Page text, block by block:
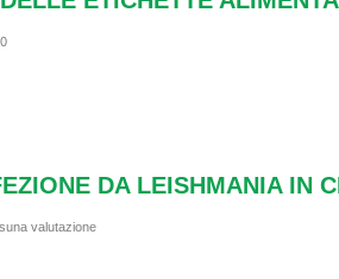
DA LEISHMANIA IN
valutazione